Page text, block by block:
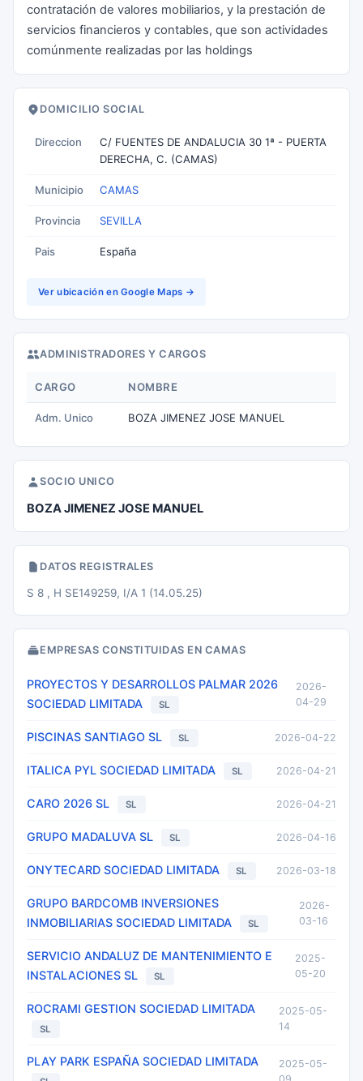
contratación de valores mobiliarios, y la prestación de
servicios financieros y contables, que son actividades
comúnmente realizadas por las holdings
DOMICILIO SOCIAL
Direccion
C/ FUENTES DE ANDALUCIA 30 1ª - PUERTA
DERECHA, C. (CAMAS)
Municipio CAMAS
Provincia SEVILLA
Pais España
Ver ubicación en Google Maps →
ADMINISTRADORES Y CARGOS
CARGO NOMBRE
Adm. Unico BOZA JIMENEZ JOSE MANUEL
SOCIO UNICO
BOZA JIMENEZ JOSE MANUEL
DATOS REGISTRALES
S 8 , H SE149259, I/A 1 (14.05.25)
EMPRESAS CONSTITUIDAS EN CAMAS
PROYECTOS Y DESARROLLOS PALMAR 2026
SOCIEDAD LIMITADA
SL
2026-
04-29
PISCINAS SANTIAGO SL SL 2026-04-22
ITALICA PYL SOCIEDAD LIMITADA SL 2026-04-21
CARO 2026 SL SL 2026-04-21
GRUPO MADALUVA SL SL 2026-04-16
ONYTECARD SOCIEDAD LIMITADA SL 2026-03-18
GRUPO BARDCOMB INVERSIONES
INMOBILIARIAS SOCIEDAD LIMITADA
SL
2026-
03-16
SERVICIO ANDALUZ DE MANTENIMIENTO E
INSTALACIONES SL
SL
2025-
05-20
ROCRAMI GESTION SOCIEDAD LIMITADA
SL
2025-05-
14
PLAY PARK ESPAÑA SOCIEDAD LIMITADA
2025-05-